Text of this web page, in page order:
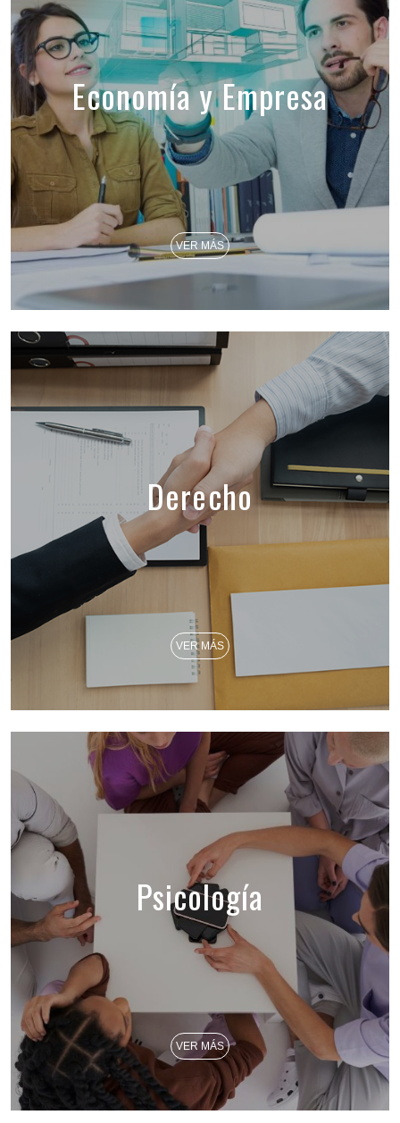
Economía y Empresa
VER MÁS
Derecho
VER MÁS
Psicología
VER MÁS